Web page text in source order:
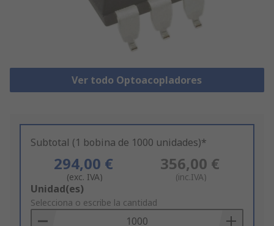
Ver todo Optoacopladores
Subtotal (1 bobina de 1000 unidades)*
294,00 €
(exc. IVA)
356,00 €
(inc.IVA)
Add
to
Basket
Unidad(es)
Selecciona o escribe la cantidad